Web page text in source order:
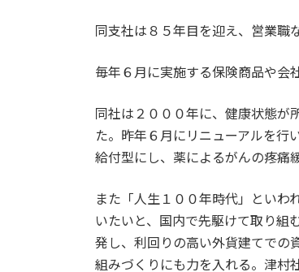
同支社は８５年目を迎え、営業職
毎年６月に実施する保険商品や会
同社は２０００年に、健康状態が
た。昨年６月にリニューアルを行
給付型にし、薬によるがんの疼痛
また「人生１００年時代」といわ
いたいと、国内で先駆けて取り組
発し、利回りの高い外貨建てでの
組みづくりにも力を入れる。津村